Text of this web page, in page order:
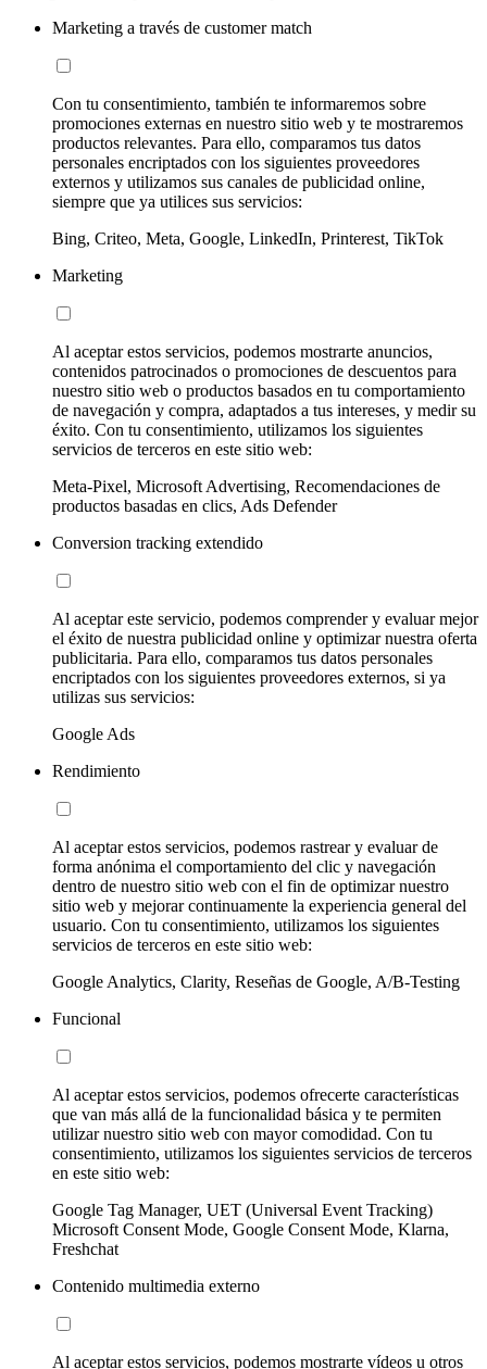
Marketing a través de customer match
Con tu consentimiento, también te informaremos sobre
promociones externas en nuestro sitio web y te mostraremos
productos relevantes. Para ello, comparamos tus datos
personales encriptados con los siguientes proveedores
externos y utilizamos sus canales de publicidad online,
siempre que ya utilices sus servicios:
Bing, Criteo, Meta, Google, LinkedIn, Printerest, TikTok
Marketing
Al aceptar estos servicios, podemos mostrarte anuncios,
contenidos patrocinados o promociones de descuentos para
nuestro sitio web o productos basados en tu comportamiento
de navegación y compra, adaptados a tus intereses, y medir su
éxito. Con tu consentimiento, utilizamos los siguientes
servicios de terceros en este sitio web:
Meta-Pixel, Microsoft Advertising, Recomendaciones de
productos basadas en clics, Ads Defender
Conversion tracking extendido
Al aceptar este servicio, podemos comprender y evaluar mejor
el éxito de nuestra publicidad online y optimizar nuestra oferta
publicitaria. Para ello, comparamos tus datos personales
encriptados con los siguientes proveedores externos, si ya
utilizas sus servicios:
Google Ads
Rendimiento
Al aceptar estos servicios, podemos rastrear y evaluar de
forma anónima el comportamiento del clic y navegación
dentro de nuestro sitio web con el fin de optimizar nuestro
sitio web y mejorar continuamente la experiencia general del
usuario. Con tu consentimiento, utilizamos los siguientes
servicios de terceros en este sitio web:
Google Analytics, Clarity, Reseñas de Google, A/B-Testing
Funcional
Al aceptar estos servicios, podemos ofrecerte características
que van más allá de la funcionalidad básica y te permiten
utilizar nuestro sitio web con mayor comodidad. Con tu
consentimiento, utilizamos los siguientes servicios de terceros
en este sitio web:
Google Tag Manager, UET (Universal Event Tracking)
Microsoft Consent Mode, Google Consent Mode, Klarna,
Freshchat
Contenido multimedia externo
Al aceptar estos servicios, podemos mostrarte vídeos u otros